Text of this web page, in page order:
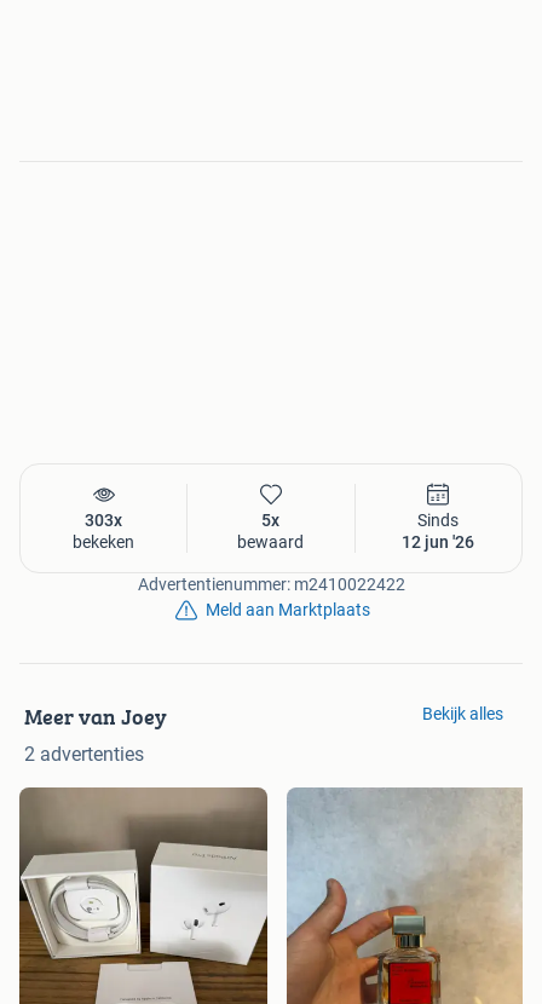
303x
bekeken
5x
bewaard
Sinds
12 jun '26
Advertentienummer: m2410022422
Meld aan Marktplaats
Meer van Joey
2 advertenties
Bekijk alles